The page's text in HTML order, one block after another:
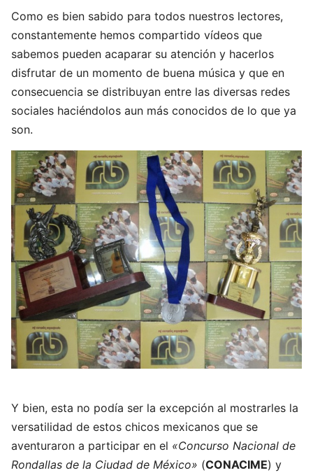
Como es bien sabido para todos nuestros lectores,
constantemente hemos compartido vídeos que
sabemos pueden acaparar su atención y hacerlos
disfrutar de un momento de buena música y que en
consecuencia se distribuyan entre las diversas redes
sociales haciéndolos aun más conocidos de lo que ya
son.
Y bien, esta no podía ser la excepción al mostrarles la
versatilidad de estos chicos mexicanos que se
aventuraron a participar en el «Concurso Nacional de
Rondallas de la Ciudad de México» (CONACIME) y